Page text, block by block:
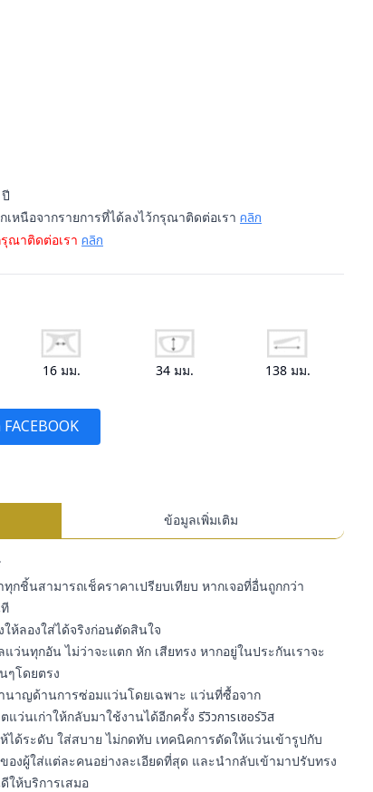
หนือจากรายการที่ได้ลงไว้กรุณาติดต่อเรา คลิก
ณาติดต่อเรา คลิก
16มม. 34มม. 138มม.
ข้อมูลเพิ่มเติม
กชิ้นสามารถเช็คราคาเปรียบเทียบ หากเจอที่อื่นถูกกว่า
ห้ลองใส่ได้จริงก่อนตัดสินใจ
ว่นทุกอัน ไม่ว่าจะแตก หัก เสียทรง หากอยู่ในประกันเราจะ
ๆโดยตรง
นาญด้านการซ่อมแว่นโดยเฉพาะ แว่นที่ซื้อจาก
ว่นเก่าให้กลับมาใช้งานได้อีกครั้ง รีวิวการเซอร์วิส
ด้ระดับ ใส่สบาย ไม่กดทับ เทคนิคการดัดให้แว่นเข้ารูปกับ
งผู้ใส่แต่ละคนอย่างละเอียดที่สุด และนำกลับเข้ามาปรับทรง
ให้บริการเสมอ